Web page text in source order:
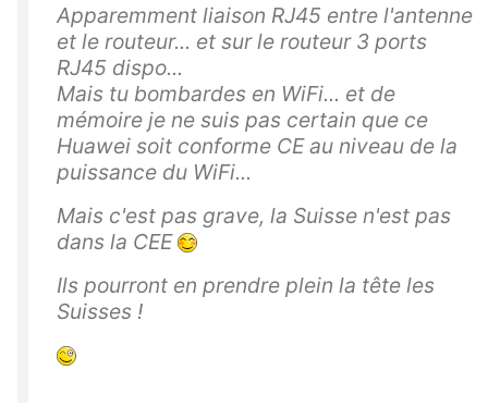
Apparemment liaison RJ45 entre l'antenne
et le routeur... et sur le routeur 3 ports
RJ45 dispo...
Mais tu bombardes en WiFi... et de
mémoire je ne suis pas certain que ce
Huawei soit conforme CE au niveau de la
puissance du WiFi...
Mais c'est pas grave, la Suisse n'est pas
dans la CEE
Ils pourront en prendre plein la tête les
Suisses !